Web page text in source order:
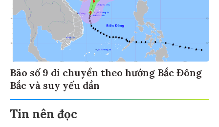
Bão số 9 di chuyển theo hướng Bắc Đông
Bắc và suy yếu dần
Tin nên đọc